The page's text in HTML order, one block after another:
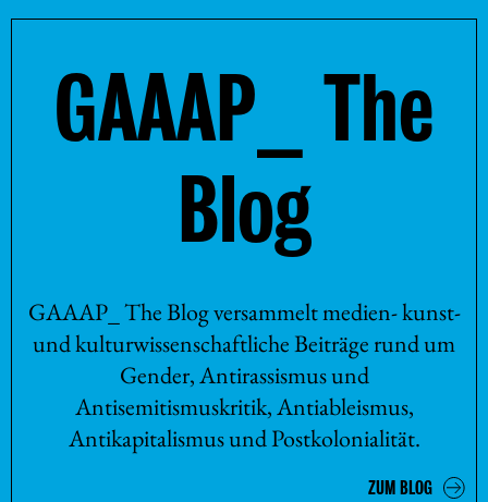
GAAAP_ The
Blog
GAAAP_ The Blog versammelt medien- kunst-
und kulturwissenschaftliche Beiträge rund um
Gender, Antirassismus und
Antisemitismuskritik, Antiableismus,
Antikapitalismus und Postkolonialität.
ZUM BLOG